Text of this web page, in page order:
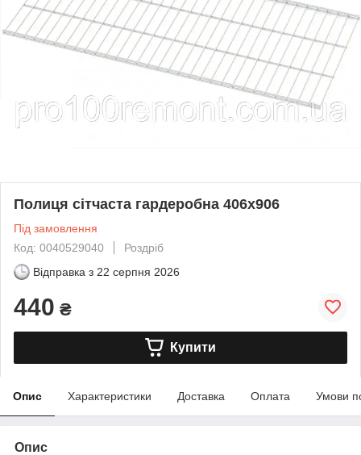
Полиця сітчаста гардеробна 406х906
Під замовлення
Код: 0040529040
Роздріб
Відправка з 22 серпня 2026
440 ₴
Купити
Опис Характеристики Доставка Оплата Умови
Опис